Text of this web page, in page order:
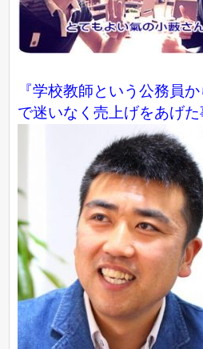
『学校教師という公務員
で迷いなく売上げをあげた